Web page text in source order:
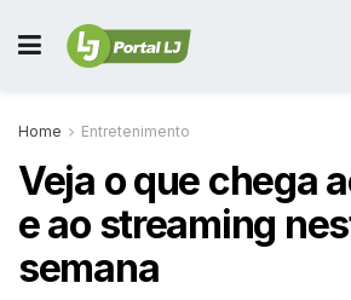
Home Entretenimento
Veja o que chega
e ao streaming
semana